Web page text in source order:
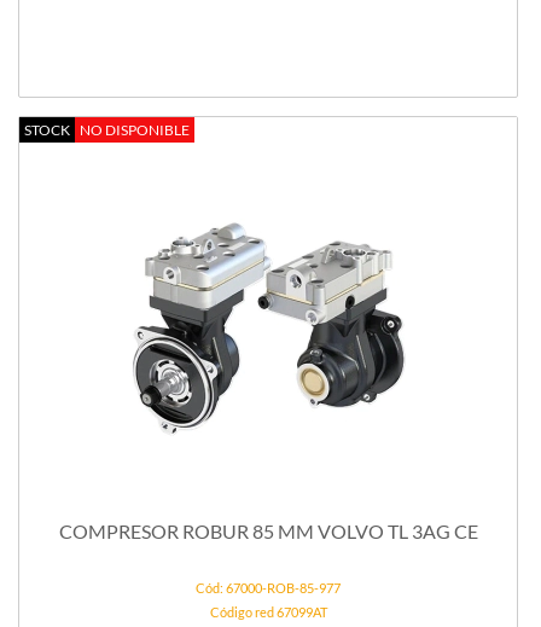
STOCK NO DISPONIBLE
COMPRESOR ROBUR 85 MM VOLVO TL 3AG CE
Cód: 67000-ROB-85-977
Código red 67099AT